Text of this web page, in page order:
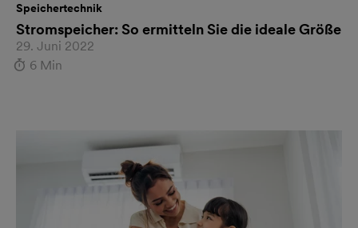
29. Juni 2022
6 Min
Speichertechnik
Stromspeicher: So ermitteln Sie die ideale Größe